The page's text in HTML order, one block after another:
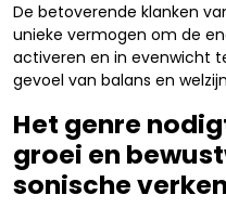
De betoverende klanken
unieke vermogen om de
activeren en in evenwicht
gevoel van balans en
Het genre
groei en
sonische